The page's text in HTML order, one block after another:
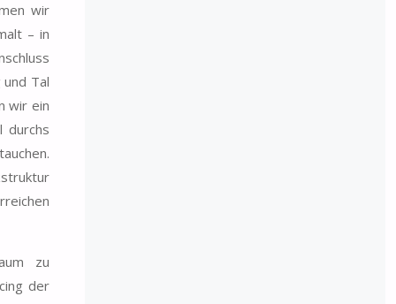
wir
– in
Tal
wir ein
durchs
zu
der